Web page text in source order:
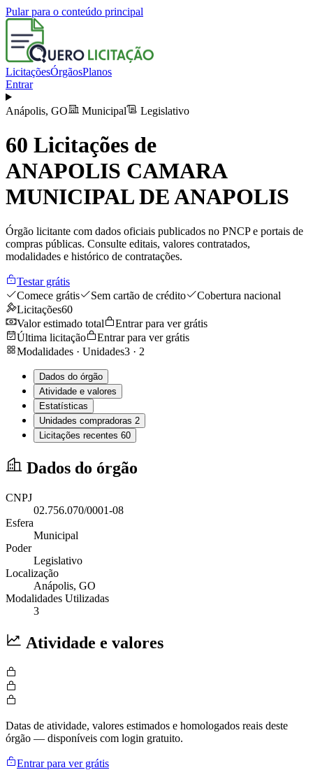
Pular para o conteúdo principal
LicitaçõesÓrgãosPlanos
Entrar
Anápolis, GO Municipal Legislativo
60 Licitações de
ANAPOLIS CAMARA
MUNICIPAL DE ANAPOLIS
Órgão licitante com dados oficiais publicados no PNCP e portais de
compras públicas. Consulte editais, valores contratados,
modalidades e histórico de contratações.
Testar grátis
Comece grátis
Sem cartão de crédito
Cobertura nacional
Licitações60
Valor estimado total
Entrar para ver grátis
Última licitação
Entrar para ver grátis
Modalidades · Unidades3 · 2
Dados do órgão
Atividade e valores
Estatísticas
Unidades compradoras 2
Licitações recentes 60
Dados do órgão
CNPJ
02.756.070/0001-08
Esfera
Municipal
Poder
Legislativo
Localização
Anápolis, GO
Modalidades Utilizadas
3
Atividade e valores
Datas de atividade, valores estimados e homologados reais deste
órgão — disponíveis com login gratuito.
Entrar para ver grátis